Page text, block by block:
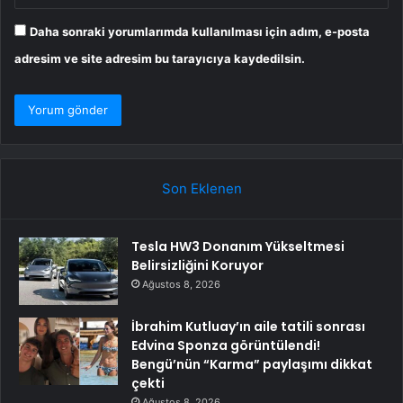
Daha sonraki yorumlarımda kullanılması için adım, e-posta
adresim ve site adresim bu tarayıcıya kaydedilsin.
Son Eklenen
Tesla HW3 Donanım Yükseltmesi
Belirsizliğini Koruyor
Ağustos 8, 2026
İbrahim Kutluay’ın aile tatili sonrası
Edvina Sponza görüntülendi!
Bengü’nün “Karma” paylaşımı dikkat
çekti